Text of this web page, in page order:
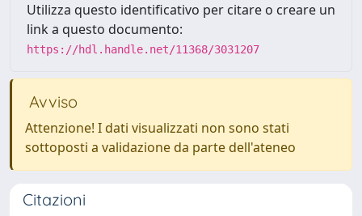
Utilizza questo identificativo per citare o creare un
link a questo documento:
https://hdl.handle.net/11368/3031207
Avviso
Attenzione! I dati visualizzati non sono stati
sottoposti a validazione da parte dell'ateneo
Citazioni